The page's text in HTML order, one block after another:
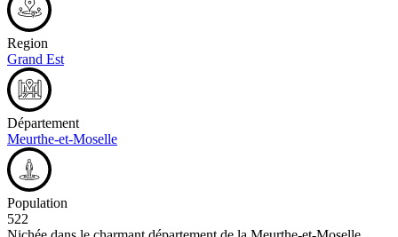
Region
Grand Est
Département
Meurthe-et-Moselle
Population
522